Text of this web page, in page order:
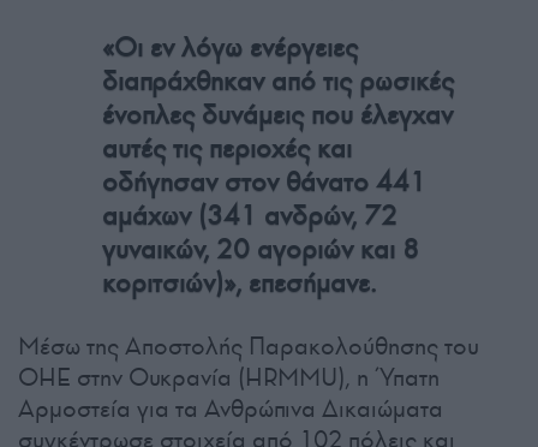
«Οι εν λόγω ενέργειες
διαπράχθηκαν από τις ρωσικές
ένοπλες δυνάμεις που έλεγχαν
αυτές τις περιοχές και
οδήγησαν στον θάνατο 441
αμάχων (341 ανδρών, 72
γυναικών, 20 αγοριών και 8
κοριτσιών)», επεσήμανε.
Μέσω της Αποστολής Παρακολούθησης του
ΟΗΕ στην Ουκρανία (HRMMU), η Ύπατη
Αρμοστεία για τα Ανθρώπινα Δικαιώματα
συγκέντρωσε στοιχεία από 102 πόλεις και